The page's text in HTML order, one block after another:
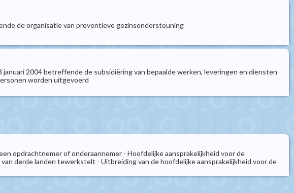
de organisatie van preventieve gezinsondersteuning
2004 betreffende de subsidiëring van bepaalde werken, leveringen en diensten
worden uitgevoerd
opdrachtnemer of onderaannemer - Hoofdelijke aansprakelijkheid voor de
derde landen tewerkstelt - Uitbreiding van de hoofdelijke aansprakelijkheid voor de